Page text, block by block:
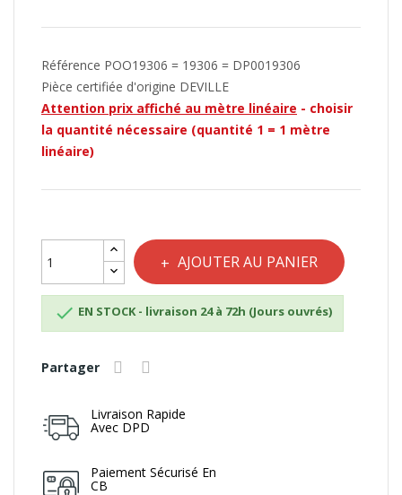
Référence POO19306 = 19306 = DP0019306
Pièce certifiée d'origine DEVILLE
Attention prix affiché au mètre linéaire - choisir
la quantité nécessaire (quantité 1 = 1 mètre
linéaire)
AJOUTER AU PANIER
 EN STOCK - livraison 24 à 72h (Jours ouvrés)
Partager
Livraison Rapide
Avec DPD
Paiement Sécurisé En
CB